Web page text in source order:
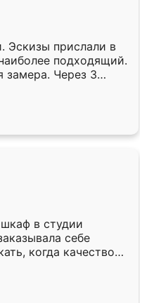
Эскизы прислали в
подходящий.
замера. Через 3
готова. Остались
Ренессанс
работу!
в студии
себе
когда качеством
кухня уже почти